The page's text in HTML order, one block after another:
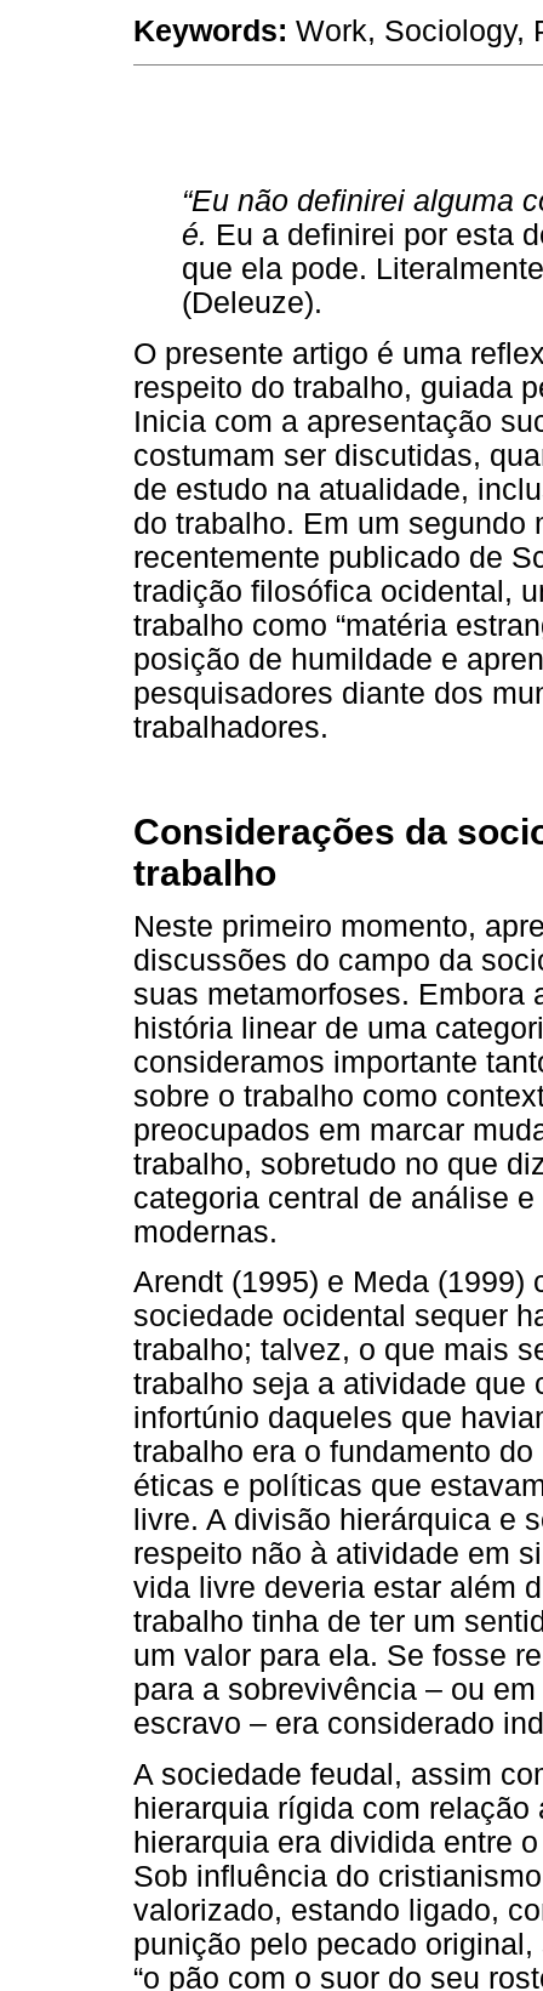
Keywords: Work, Sociology,
“Eu não definirei alguma
é. Eu a definirei por esta
que ela pode.
(Deleuze).
O presente artigo é uma
respeito do trabalho, guiada
Inicia com a apresentação
costumam ser discutidas,
de estudo na atualidade,
do trabalho. Em um segundo
recentemente publicado de
tradição filosófica ocidental,
trabalho como “matéria
posição de humildade e
pesquisadores diante dos
trabalhadores.
Considerações da
trabalho
Neste primeiro momento,
discussões do campo da
suas metamorfoses. Embora
história linear de uma
consideramos importante
sobre o trabalho como
preocupados em marcar
trabalho, sobretudo no que
categoria central de análise
modernas.
Arendt (1995) e Meda (1999)
sociedade ocidental sequer
trabalho; talvez, o que mais
trabalho seja a atividade que
infortúnio daqueles que
trabalho era o fundamento
éticas e políticas que
livre. A divisão hierárquica e
respeito não à atividade em
vida livre deveria estar além
trabalho tinha de ter um
um valor para ela. Se fosse
para a sobrevivência – ou
escravo – era considerado
A sociedade feudal, assim
hierarquia rígida com
hierarquia era dividida entre
Sob influência do
valorizado, estando ligado,
punição pelo pecado
“o pão com o suor do seu